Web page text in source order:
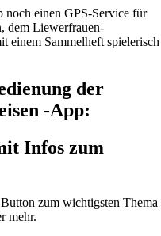
noch einen GPS-Service für
dem Liewerfrauen-
einem Sammelheft spielerisch
der
-App:
Infos zum
zum wichtigsten Thema
mehr.